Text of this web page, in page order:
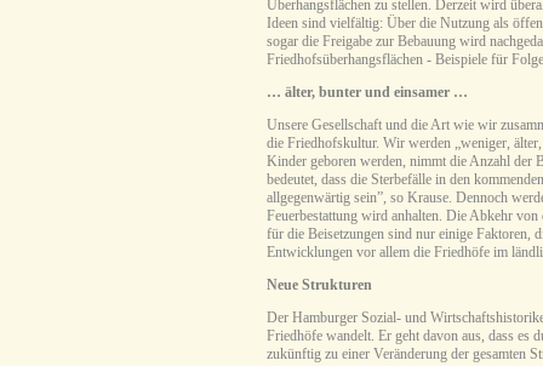
Überhangsflächen zu stellen. Derzeit wird
Ideen sind vielfältig: Über die Nutzung als
sogar die Freigabe zur Bebauung wird
Friedhofsüberhangsflächen - Beispiele für
… älter, bunter und einsamer …
Unsere Gesellschaft und die Art wie wir
die Friedhofskultur. Wir werden „weniger,
Kinder geboren werden, nimmt die Anzahl der
bedeutet, dass die Sterbefälle in den
allgegenwärtig sein”, so Krause. Dennoch
Feuerbestattung wird anhalten. Die Abkehr
für die Beisetzungen sind nur einige Faktoren,
Entwicklungen vor allem die Friedhöfe im
Neue Strukturen
Der Hamburger Sozial- und
Friedhöfe wandelt. Er geht davon aus, dass es
zukünftig zu einer Veränderung der gesamten